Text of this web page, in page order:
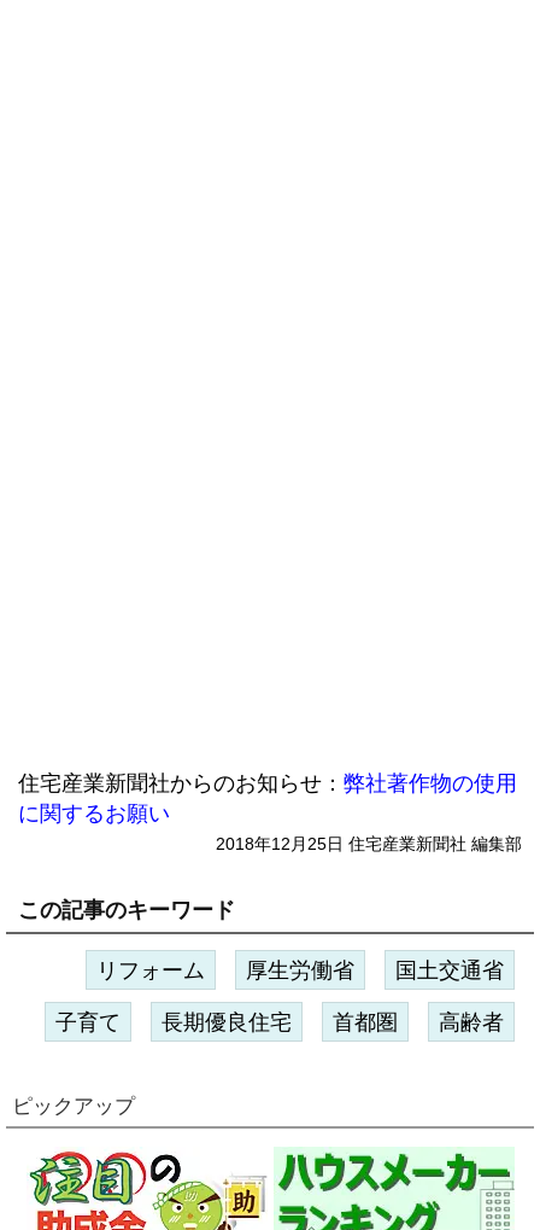
住宅産業新聞社からのお知らせ： 弊社著作物の使用
に関するお願い
2018年12月25日 住宅産業新聞社 編集部
この記事のキーワード
リフォーム 厚生労働省 国土交通省
子育て 長期優良住宅 首都圏 高齢者
ピックアップ